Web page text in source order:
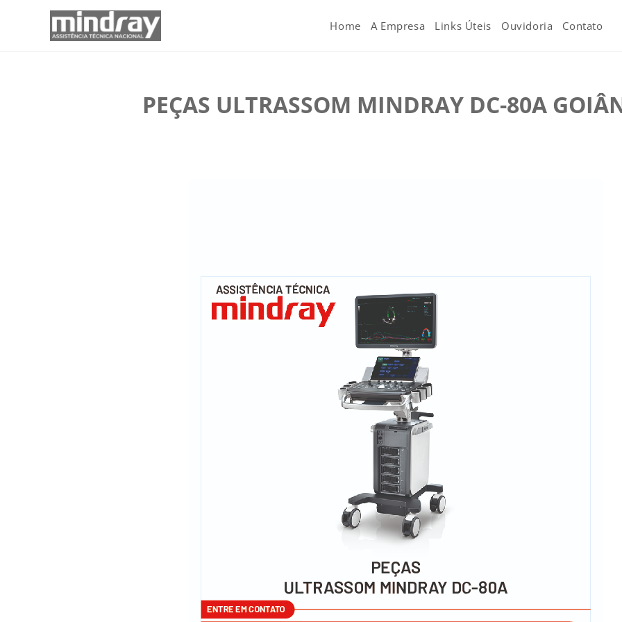
Home A Empresa Links Úteis Ouvidoria Contato
PEÇAS ULTRASSOM MINDRAY DC-80A